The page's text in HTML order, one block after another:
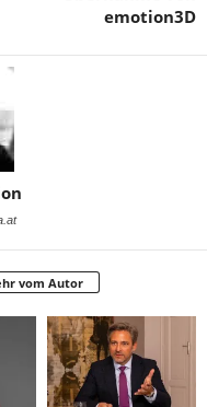
emotion3D
vom Autor